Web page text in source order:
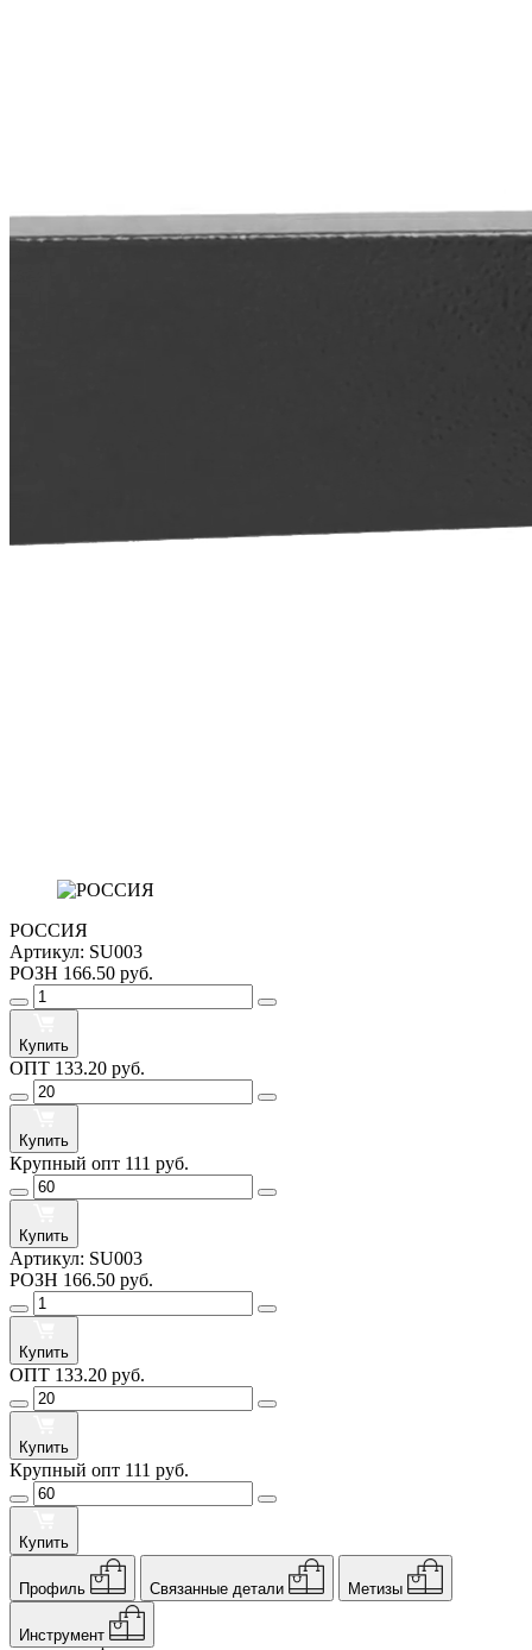
РОССИЯ
Артикул: SU003
РОЗН 166.50 руб.
Купить
ОПТ 133.20 руб.
Купить
Крупный опт 111 руб.
Купить
Артикул: SU003
РОЗН 166.50 руб.
Купить
ОПТ 133.20 руб.
Купить
Крупный опт 111 руб.
Купить
Профиль Связанные детали Метизы
Инструмент